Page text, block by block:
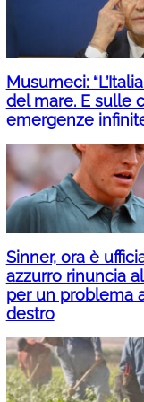
Musumeci:
del mare. E sulle
emergenze
Sinner, ora è
azzurro rinuncia
per un problema
destro